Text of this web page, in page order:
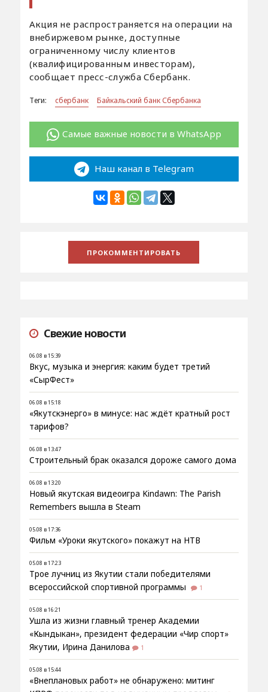
Акция не распространяется на операции на
внебиржевом рынке, доступные
ограниченному числу клиентов
(квалифицированным инвесторам),
сообщает пресс-служба Сбербанк.
Теги: сбербанк Байкальский банк Сбербанка
Самые важные новости в WhatsApp
Наш канал в Telegram
Свежие новости
06.08 в 15:39
Вкус, музыка и энергия: каким будет третий
«СырФест»
06.08 в 15:18
«Якутскэнерго» в минусе: нас ждёт кратный рост
тарифов?
06.08 в 13:47
Строительный брак оказался дороже самого дома
06.08 в 13:20
Новый якутская видеоигра Kindawn: The Parish
Remembers вышла в Steam
05.08 в 17:36
Фильм «Уроки якутского» покажут на НТВ
05.08 в 17:23
Трое лучниц из Якутии стали победителями
всероссийской спортивной программы
1
05.08 в 16:21
Ушла из жизни главный тренер Академии
«Кындыкан», президент федерации «Чир спорт»
Якутии, Ирина Данилова
1
05.08 в 15:44
«Внеплановых работ» не обнаружено: митинг